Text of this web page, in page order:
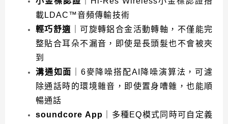
載LDAC™音頻傳輸技術
輕巧舒適 ｜可旋轉鋁合金活動轉軸，不僅能完
整貼合耳朵不漏音，即使是長頭髮也不會被夾
到
溝通如面
｜6麥降噪搭配AI降噪演算法，可濾
除通話時的環境雜音，即使置身嘈雜，也能順
暢通話
soundcore App ｜多種EQ模式同時可自定義